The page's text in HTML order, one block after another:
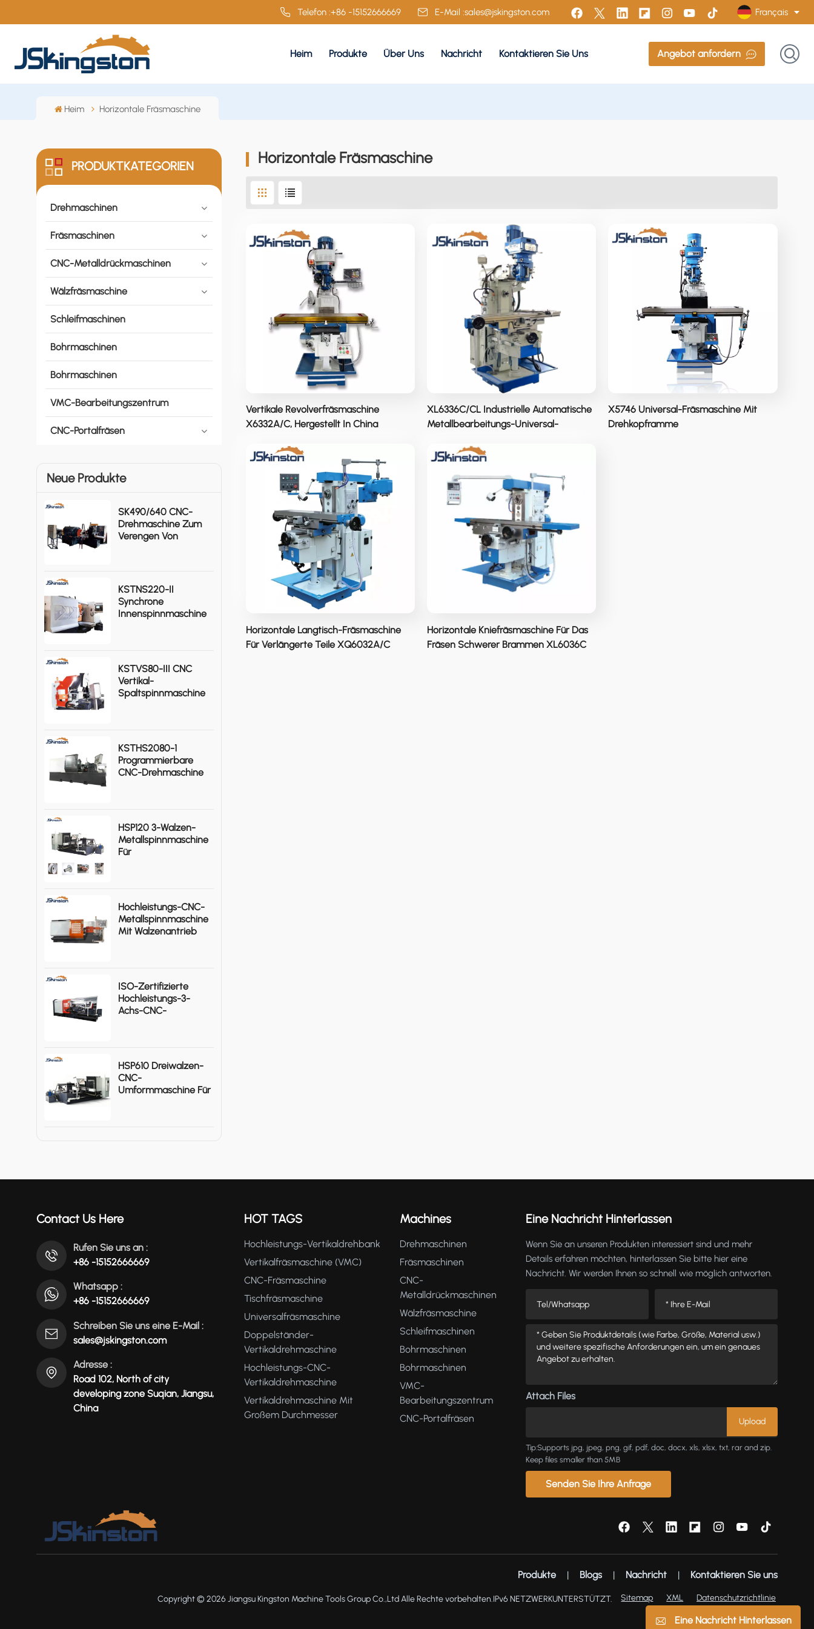
Telefon :+86 -15152666669 E-Mail :sales@jskingston.com Français
English
မြန်မာ
Tiếng Việt
Heim Produkte Über Uns Nachricht Kontaktieren Sie Uns Angebot anfordern
Heim Horizontale Fräsmaschine
PRODUKTKATEGORIEN
Drehmaschinen
Fräsmaschinen
CNC-Metalldrückmaschinen
Wälzfräsmaschine
Schleifmaschinen
Bohrmaschinen
Bohrmaschinen
VMC-Bearbeitungszentrum
CNC-Portalfräsen
Neue Produkte
SK490/640 CNC-
Drehmaschine Zum
Verengen Von
KSTNS220-II
Synchrone
Innenspinnmaschine
KSTVS80-III CNC
Vertikal-
Spaltspinnmaschine
KSTHS2080-1
Programmierbare
CNC-Drehmaschine
HSP120 3-Walzen-
Metallspinnmaschine
Für
Hochleistungs-CNC-
Metallspinnmaschine
Mit Walzenantrieb
ISO-Zertifizierte
Hochleistungs-3-
Achs-CNC-
HSP610 Dreiwalzen-
CNC-
Umformmaschine Für
Horizontale Fräsmaschine
Vertikale Revolverfräsmaschine
X6332A/C, Hergestellt In China
XL6336C/CL Industrielle Automatische
Metallbearbeitungs-Universal-
X5746 Universal-Fräsmaschine Mit
Drehkopframme
Horizontale Langtisch-Fräsmaschine
Für Verlängerte Teile XQ6032A/C
Horizontale Kniefräsmaschine Für Das
Fräsen Schwerer Brammen XL6036C
Contact Us Here
Rufen Sie uns an :
+86 -15152666669
Whatsapp :
+86 -15152666669
Schreiben Sie uns eine E-Mail :
sales@jskingston.com
Adresse :
Road 102, North of city
developing zone Suqian, Jiangsu,
China
HOT TAGS
Hochleistungs-Vertikaldrehbank
Vertikalfräsmaschine (VMC)
CNC-Fräsmaschine
Tischfräsmaschine
Universalfräsmaschine
Doppelständer-
Vertikaldrehmaschine
Hochleistungs-CNC-
Vertikaldrehmaschine
Vertikaldrehmaschine Mit
Großem Durchmesser
Machines
Drehmaschinen
Fräsmaschinen
CNC-
Metalldrückmaschinen
Wälzfräsmaschine
Schleifmaschinen
Bohrmaschinen
Bohrmaschinen
VMC-
Bearbeitungszentrum
CNC-Portalfräsen
Eine Nachricht Hinterlassen
Wenn Sie an unseren Produkten interessiert sind und mehr
Details erfahren möchten, hinterlassen Sie bitte hier eine
Nachricht. Wir werden Ihnen so schnell wie möglich antworten.
Attach Files
Tip:Supports jpg, jpeg, png, gif, pdf, doc, docx, xls, xlsx, txt, rar and zip.
Keep files smaller than 5MB
Senden Sie Ihre Anfrage
Produkte | Blogs | Nachricht | Kontaktieren Sie uns
Copyright © 2026 Jiangsu Kingston Machine Tools Group Co.,Ltd Alle Rechte vorbehalten.IPv6 NETZWERKUNTERSTÜTZT. Sitemap XML Datenschutzrichtlinie
Eine Nachricht Hinterlassen